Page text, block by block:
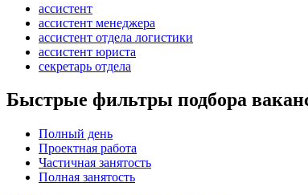
ассистент
ассистент менеджера
ассистент отдела логистики
ассистент юриста
секретарь отдела
Быстрые фильтры подбора
Полный день
Проектная работа
Частичная занятость
Полная занятость